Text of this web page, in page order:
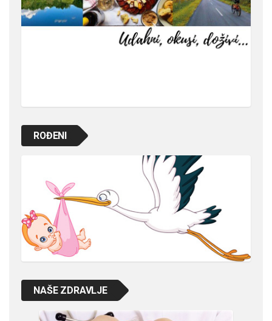
ROĐENI
NAŠE ZDRAVLJE